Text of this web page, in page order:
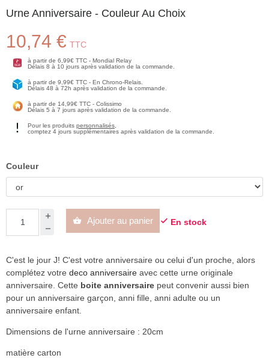
Urne Anniversaire - Couleur Au Choix
10,74 € TTC
à partir de 6,99€ TTC - Mondial Relay
Délais 8 à 10 jours après validation de la commande.
à partir de 9,99€ TTC - En Chrono-Relais.
Délais 48 à 72h après validation de la commande.
à partir de 14,99€ TTC - Colissimo
Délais 5 à 7 jours après validation de la commande.
Pour les produits personnalisés
comptez 4 jours supplémentaires après validation de la commande.
Couleur
 Ajouter au panier  En stock
C'est le jour J! C'est votre anniversaire ou celui d'un proche, alors
complétez votre deco anniversaire avec cette urne originale
anniversaire. Cette boite anniversaire peut convenir aussi bien
pour un anniversaire garçon, anni fille, anni adulte ou un
anniversaire enfant.
Dimensions de l'urne anniversaire : 20cm
matière carton